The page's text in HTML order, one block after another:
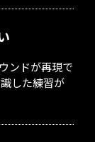
ンドが再現で
した練習が